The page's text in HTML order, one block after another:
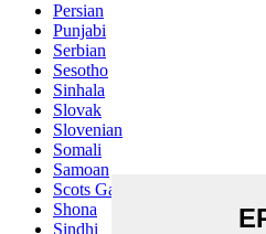
Persian
Punjabi
Serbian
Sesotho
Sinhala
Slovak
Slovenian
Somali
Samoan
Scots Gaelic
Shona
Sindhi